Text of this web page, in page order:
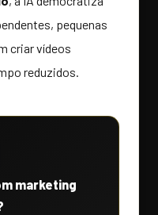
pequenas
criar vídeos
reduzidos.
marketing